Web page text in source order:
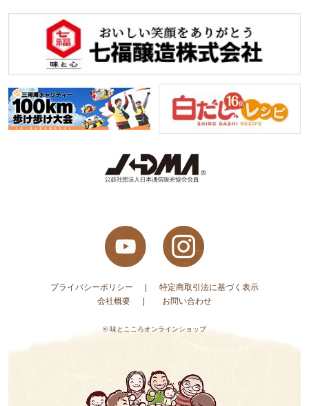
プライバシーポリシー
特定商取引法に基づく表示
会社概要
お問い合わせ
© 味とこころオンラインショップ